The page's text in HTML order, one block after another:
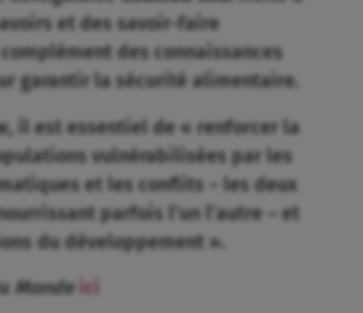
et des savoir-faire
des connaissances
garantir la sécurité alimentaire.
il est essentiel de « renforcer la
vulnérabilisées par les
et les conflits – les deux
parfois l’un l’autre – et
du développement ».
Monde ici